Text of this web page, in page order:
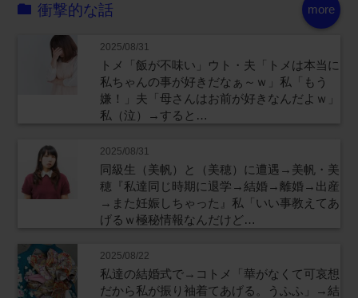
more
衝撃的な話
2025/08/31
トメ「飯が不味い」ウト・夫「トメは本当に
私ちゃんの事が好きだなぁ～ｗ」私「もう
嫌！」夫「母さんはお前が好きなんだよｗ」
私（泣）→すると…
2025/08/31
同級生（美帆）と（美穂）に遭遇→美帆・美
穂『私達同じ時期に退学→結婚→離婚→出産
→また妊娠しちゃった』私「いい事教えてあ
げるｗ極秘情報なんだけど…
2025/08/22
私達の結婚式で→コトメ「華がなくて可哀想
だから私が振り袖着てあげる。うふふ」→結